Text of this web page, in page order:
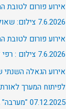
אירוע פורום לטובת
7.6.2026 צילום: שאולי לנדנר
אירוע פורום לטובת
7.6.2026 צילום : רפי דלויה
אירוע הגאלה השנתי
לפיתוח המערך
07.12.2025 "מערבה" געש צלם: שאולי לנדנר